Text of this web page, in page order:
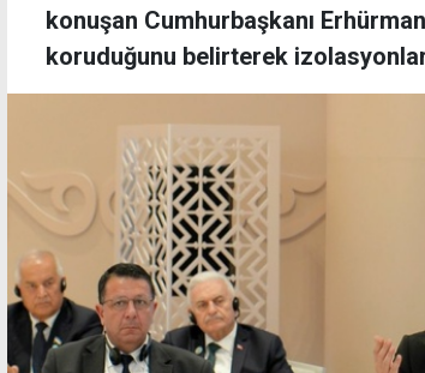
konuşan Cumhurbaşkanı
koruduğunu belirterek